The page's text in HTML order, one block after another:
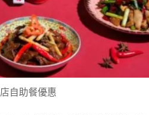
自助餐優惠